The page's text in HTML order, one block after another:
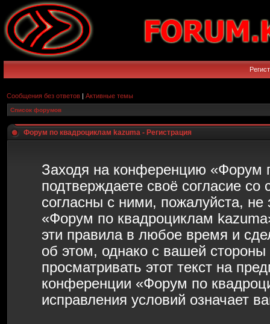
Сообщения без ответов | Активные темы
Список форумов
Форум по квадроциклам kazuma - Регистрация
Заходя на конференцию «Форум
подтверждаете своё согласие
согласны с ними, пожалуйста,
«Форум по квадроциклам
эти правила в любое время и
об этом, однако с вашей
просматривать этот текст на
конференции «Форум по
исправления условий означает